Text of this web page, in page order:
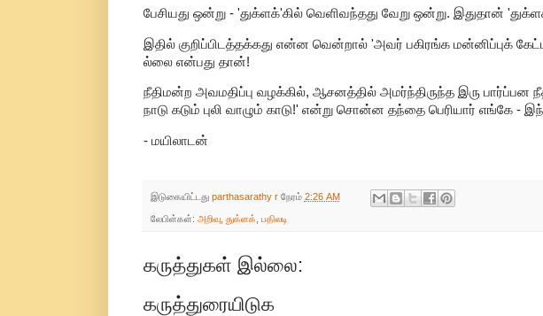
பேசியது ஒன்று - 'துக்ளக்'கில் வெளிவந்தது வேறு ஒன்று. இதுதான்
இதில் குறிப்பிடத்தக்கது என்ன வென்றால் 'அவர் பகிரங்க மன்னிப்புக்
ல்லை என்பது தான்!
நீதிமன்ற அவமதிப்பு வழக்கில், ஆசனத்தில் அமர்ந்திருந்த இரு பார்ப்பன
நாடு கடும் புலி வாழும் காடு!' என்று சொன்ன தந்தை பெரியார் எங்கே -
- மயிலாடன்
இடுகையிட்டது parthasarathy r நேரம் 2:26 AM
லேபிள்கள்: அறிவு, துக்ளக் பதிலடி
கருத்துகள் இல்லை:
கருத்துரையிடுக